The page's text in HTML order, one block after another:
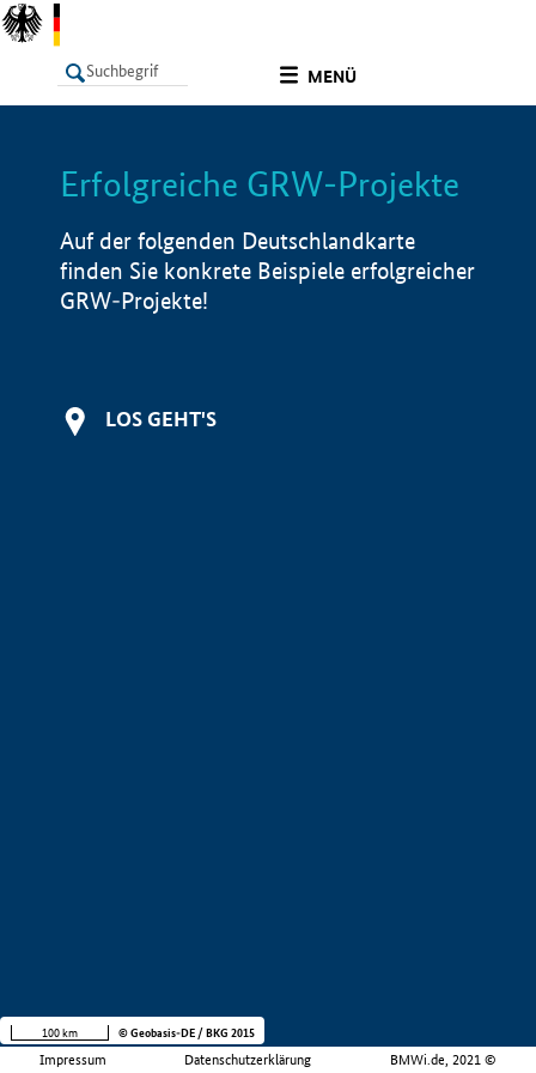
MENÜ
LISTE Info
Erfolgreiche GRW-Projekte
Auf der folgenden Deutschlandkarte
finden Sie konkrete Beispiele erfolgreicher
GRW-Projekte!
LOS GEHT'S
Impressum Datenschutzerklärung BMWi.de, 2021 ©
100 km © Geobasis-DE / BKG 2015